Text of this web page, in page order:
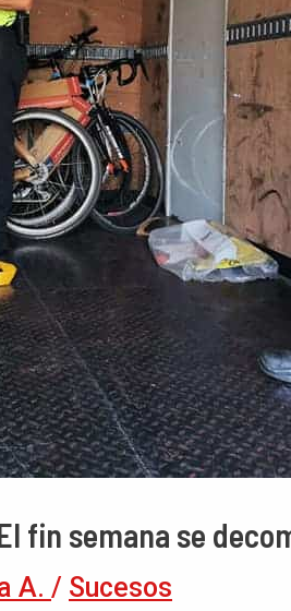
fin semana se
A. / Sucesos